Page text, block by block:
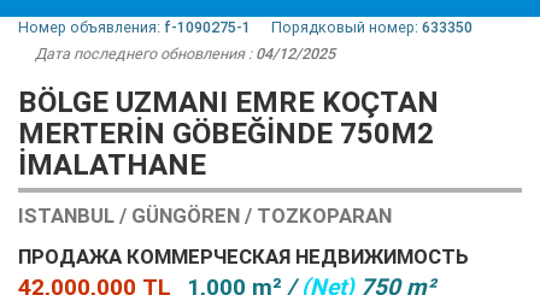
Номер объявления: f-1090275-1 Порядковый номер: 633350
Дата последнего обновления :04/12/2025
BÖLGE UZMANI EMRE KOÇTAN
MERTERİN GÖBEĞİNDE 750M2
İMALATHANE
ISTANBUL / GÜNGÖREN / TOZKOPARAN
ПРОДАЖА КОММЕРЧЕСКАЯ НЕДВИЖИМОСТЬ
42,000,000 TL 1,000 m² /(Net)750 m²